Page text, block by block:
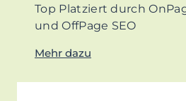
Top Platziert durch
und OffPage SEO
Mehr dazu